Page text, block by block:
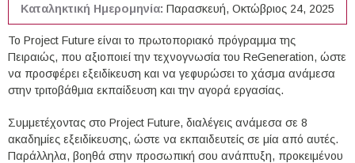
Καταληκτική Ημερομηνία: Παρασκευή, Οκτώβριος 24, 2025
To Project Future είναι το πρωτοποριακό πρόγραμμα της
Πειραιώς, που αξιοποιεί την τεχνογνωσία του ReGeneration, ώστε
να προσφέρει εξειδίκευση και να γεφυρώσει το χάσμα ανάμεσα
στην τριτοβάθμια εκπαίδευση και την αγορά εργασίας.
Συμμετέχοντας στο Project Future, διαλέγεις ανάμεσα σε 8
ακαδημίες εξειδίκευσης, ώστε να εκπαιδευτείς σε μία από αυτές.
Παράλληλα, βοηθά στην προσωπική σου ανάπτυξη, προκειμένου